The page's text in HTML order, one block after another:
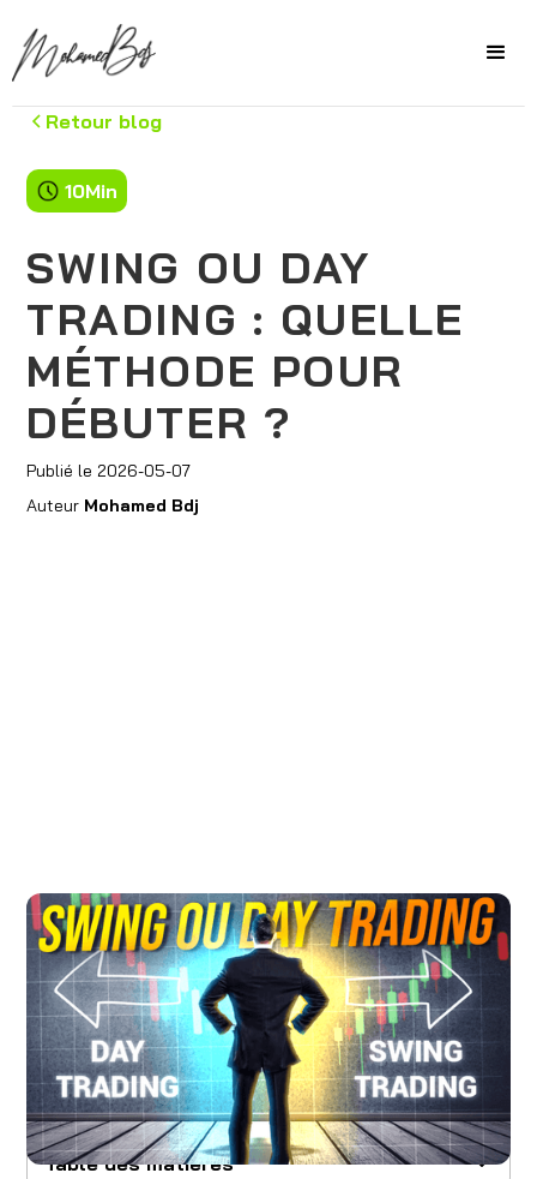
Retour blog
10Min
SWING OU DAY
TRADING : QUELLE
MÉTHODE POUR
DÉBUTER ?
Publié le 2026-05-07
Auteur Mohamed Bdj
Sommaire :
Table des matières